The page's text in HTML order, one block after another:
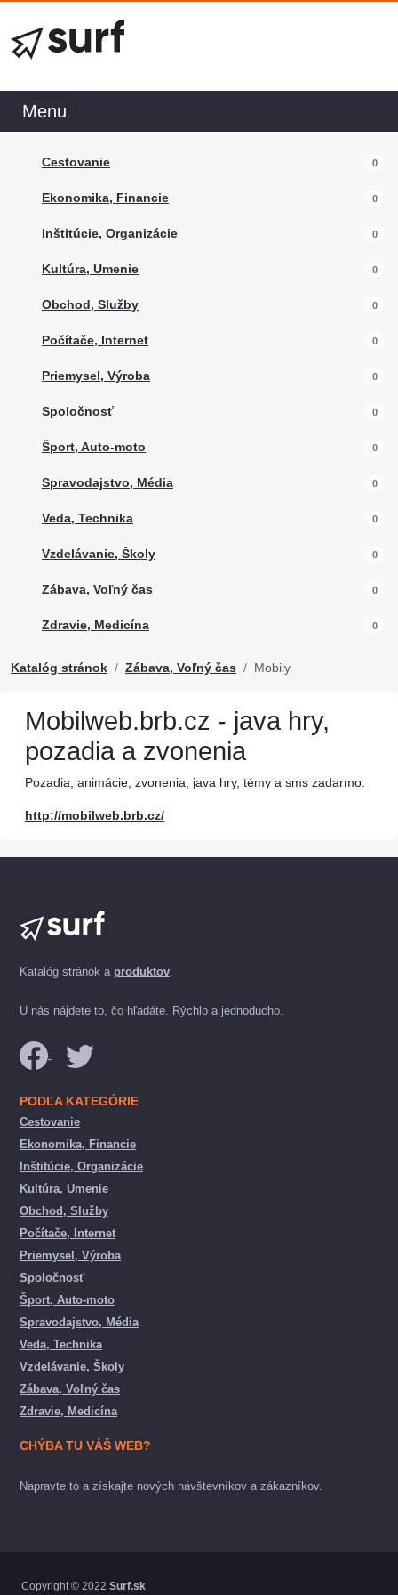
Menu
Cestovanie 0
Ekonomika, Financie 0
Inštitúcie, Organizácie 0
Kultúra, Umenie 0
Obchod, Služby 0
Počítače, Internet 0
Priemysel, Výroba 0
Spoločnosť 0
Šport, Auto-moto 0
Spravodajstvo, Média 0
Veda, Technika 0
Vzdelávanie, Školy 0
Zábava, Voľný čas 0
Zdravie, Medicína 0
Katalóg stránok Zábava, Voľný čas Mobily
Mobilweb.brb.cz - java hry,
pozadia a zvonenia
Pozadia, animácie, zvonenia, java hry, témy a sms zadarmo.
http://mobilweb.brb.cz/
Katalóg stránok a produktov.
U nás nájdete to, čo hľadáte. Rýchlo a jednoducho.
PODĽA KATEGÓRIE
Cestovanie
Ekonomika, Financie
Inštitúcie, Organizácie
Kultúra, Umenie
Obchod, Služby
Počítače, Internet
Priemysel, Výroba
Spoločnosť
Šport, Auto-moto
Spravodajstvo, Média
Veda, Technika
Vzdelávanie, Školy
Zábava, Voľný čas
Zdravie, Medicína
CHÝBA TU VÁŠ WEB?
Napravte to a získajte nových návštevníkov a zákazníkov.
Copyright © 2022 Surf.sk